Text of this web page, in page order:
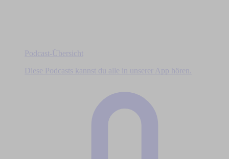
Podcast-Übersicht
Diese Podcasts kannst du alle in unserer App hören.